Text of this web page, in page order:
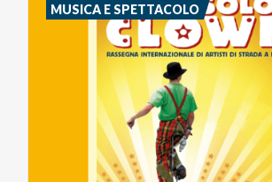
MUSICA E SPETTACOLO